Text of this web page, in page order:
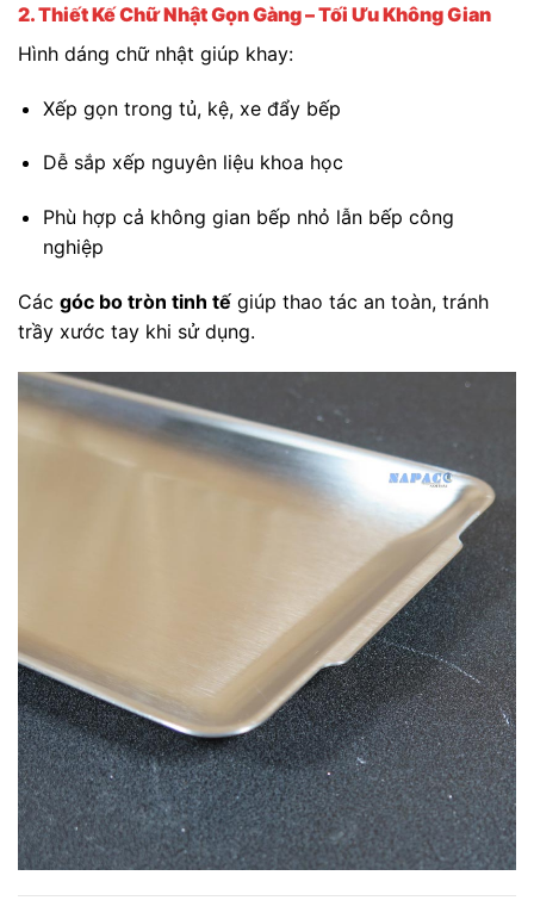
2. Thiết Kế Chữ Nhật Gọn Gàng – Tối Ưu Không Gian
Hình dáng chữ nhật giúp khay:
Xếp gọn trong tủ, kệ, xe đẩy bếp
Dễ sắp xếp nguyên liệu khoa học
Phù hợp cả không gian bếp nhỏ lẫn bếp công
nghiệp
Các góc bo tròn tinh tế giúp thao tác an toàn, tránh
trầy xước tay khi sử dụng.